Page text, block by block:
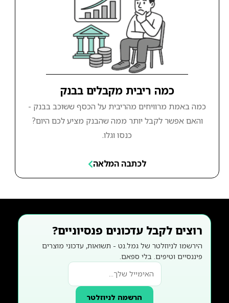
כמה ריבית מקבלים בבנק
כמה באמת מרוויחים מהריבית על הכסף ששוכב בבנק -
והאם אפשר לקבל יותר ממה שהבנק מציע לכם היום?
כנסו וגלו.
לכתבה המלאה
רוצים לקבל עדכונים פנסיוניים?
הירשמו לניוזלטר של גמל.נט - תשואות, עדכוני מוצרים
פיננסיים וטיפים. בלי ספאם.
הרשמה לניוזלטר